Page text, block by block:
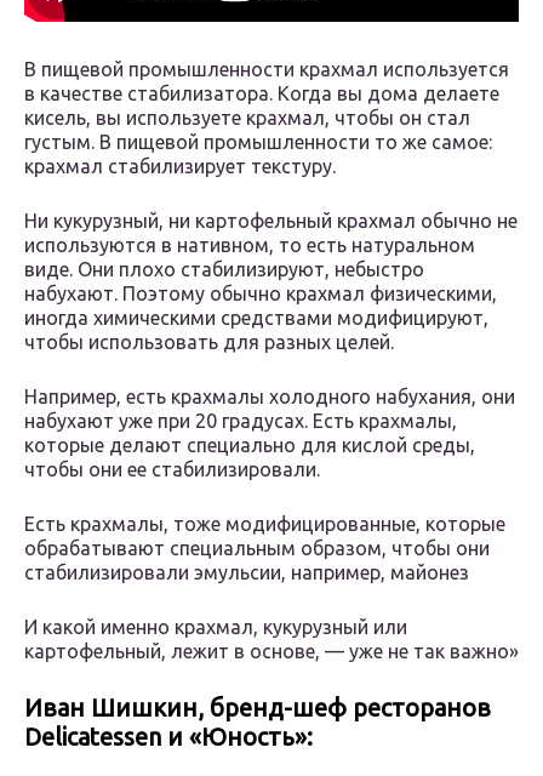
В пищевой промышленности крахмал используется
в качестве стабилизатора. Когда вы дома делаете
кисель, вы используете крахмал, чтобы он стал
густым. В пищевой промышленности то же самое:
крахмал стабилизирует текстуру.
Ни кукурузный, ни картофельный крахмал обычно не
используются в нативном, то есть натуральном
виде. Они плохо стабилизируют, небыстро
набухают. Поэтому обычно крахмал физическими,
иногда химическими средствами модифицируют,
чтобы использовать для разных целей.
Например, есть крахмалы холодного набухания, они
набухают уже при 20 градусах. Есть крахмалы,
которые делают специально для кислой среды,
чтобы они ее стабилизировали.
Есть крахмалы, тоже модифицированные, которые
обрабатывают специальным образом, чтобы они
стабилизировали эмульсии, например, майонез
И какой именно крахмал, кукурузный или
картофельный, лежит в основе, — уже не так важно»
Иван Шишкин, бренд-шеф ресторанов
Delicatessen и «Юность»: